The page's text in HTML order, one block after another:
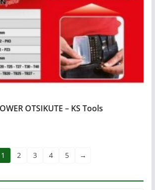
OTSIKUTE – KS Tools
1 2 3 4 5 →